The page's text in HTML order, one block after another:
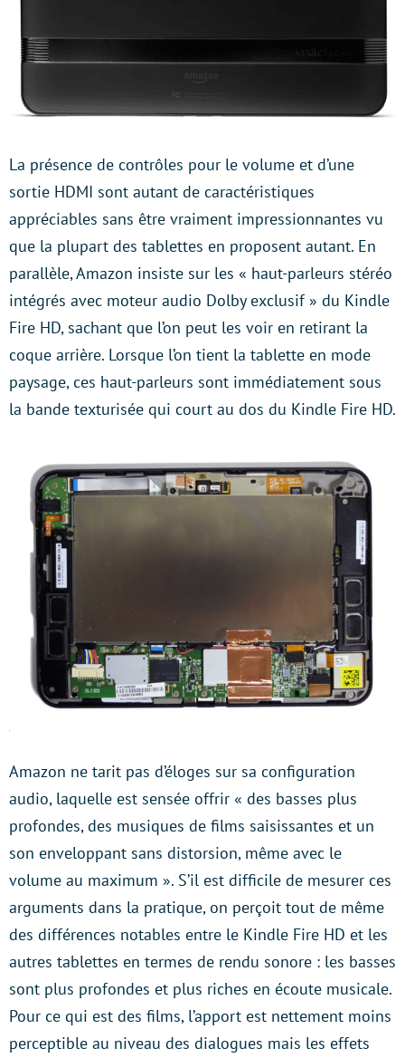
La présence de contrôles pour le volume et d’une
sortie HDMI sont autant de caractéristiques
appréciables sans être vraiment impressionnantes vu
que la plupart des tablettes en proposent autant. En
parallèle, Amazon insiste sur les « haut-parleurs stéréo
intégrés avec moteur audio Dolby exclusif » du Kindle
Fire HD, sachant que l’on peut les voir en retirant la
coque arrière. Lorsque l’on tient la tablette en mode
paysage, ces haut-parleurs sont immédiatement sous
la bande texturisée qui court au dos du Kindle Fire HD.
Amazon ne tarit pas d’éloges sur sa configuration
audio, laquelle est sensée offrir « des basses plus
profondes, des musiques de films saisissantes et un
son enveloppant sans distorsion, même avec le
volume au maximum ». S’il est difficile de mesurer ces
arguments dans la pratique, on perçoit tout de même
des différences notables entre le Kindle Fire HD et les
autres tablettes en termes de rendu sonore : les basses
sont plus profondes et plus riches en écoute musicale.
Pour ce qui est des films, l’apport est nettement moins
perceptible au niveau des dialogues mais les effets